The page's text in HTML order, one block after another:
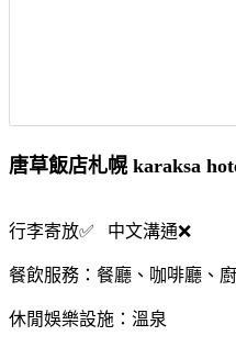
唐草飯店札幌 karaksa
行李寄放✅ 中文溝通❌
餐飲服務：餐廳、咖啡廳、
休閒娛樂設施：溫泉